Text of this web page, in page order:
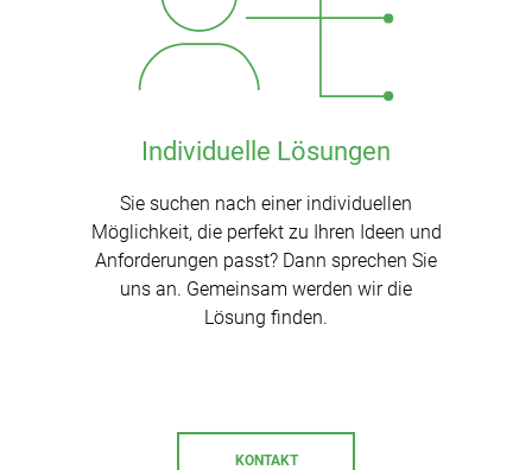
Individuelle Lösungen
Sie suchen nach einer individuellen
Möglichkeit, die perfekt zu Ihren Ideen und
Anforderungen passt? Dann sprechen Sie
uns an. Gemeinsam werden wir die
Lösung finden.
KONTAKT